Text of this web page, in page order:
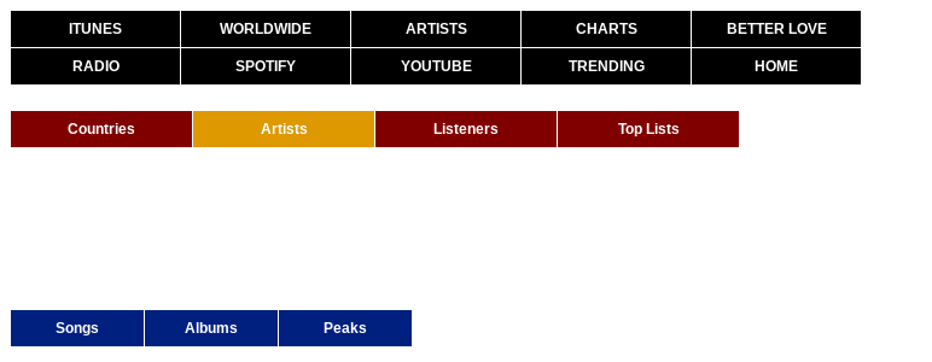
ITUNES WORLDWIDE ARTISTS CHARTS BETTER LOVE
RADIO SPOTIFY YOUTUBE TRENDING HOME
Countries Artists Listeners Top Lists
Songs Albums Peaks